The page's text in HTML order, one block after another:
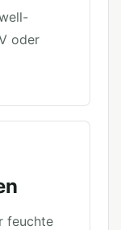
oder
feuchte